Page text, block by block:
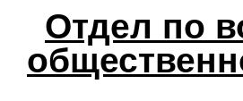
Отдел по